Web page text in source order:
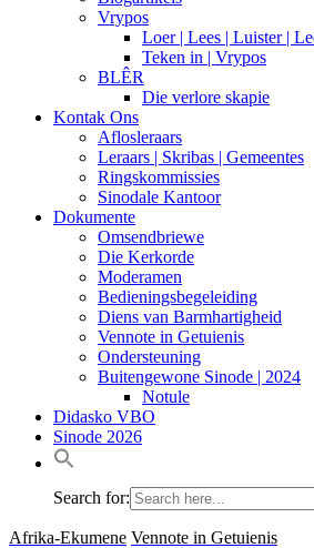
Vrypos
Loer | Lees | Luister |
Teken in | Vrypos
BLÊR
Die verlore skapie
Kontak Ons
Aflosleraars
Leraars | Skribas | Gemeentes
Ringskommissies
Sinodale Kantoor
Dokumente
Omsendbriewe
Die Kerkorde
Moderamen
Bedieningsbegeleiding
Diens van Barmhartigheid
Vennote in Getuienis
Ondersteuning
Buitengewone Sinode | 2024
Notule
Didasko VBO
Sinode 2026
Search for:
Afrika-Ekumene Vennote in Getuienis